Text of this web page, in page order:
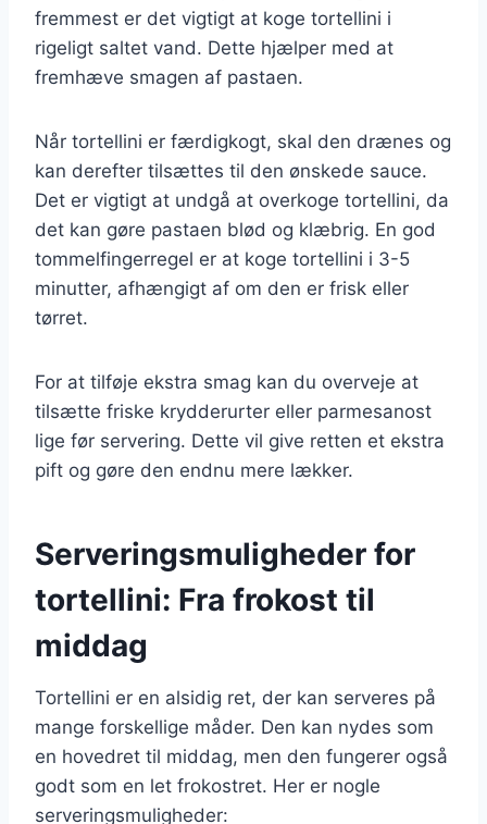
fremmest er det vigtigt at koge tortellini i
rigeligt saltet vand. Dette hjælper med at
fremhæve smagen af pastaen.
Når tortellini er færdigkogt, skal den drænes og
kan derefter tilsættes til den ønskede sauce.
Det er vigtigt at undgå at overkoge tortellini, da
det kan gøre pastaen blød og klæbrig. En god
tommelfingerregel er at koge tortellini i 3-5
minutter, afhængigt af om den er frisk eller
tørret.
For at tilføje ekstra smag kan du overveje at
tilsætte friske krydderurter eller parmesanost
lige før servering. Dette vil give retten et ekstra
pift og gøre den endnu mere lækker.
Serveringsmuligheder for
tortellini: Fra frokost til
middag
Tortellini er en alsidig ret, der kan serveres på
mange forskellige måder. Den kan nydes som
en hovedret til middag, men den fungerer også
godt som en let frokostret. Her er nogle
serveringsmuligheder: